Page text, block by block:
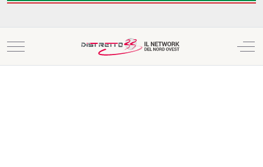
Mobile Menu Toggle